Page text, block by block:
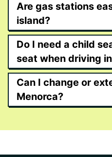
Are gas stations
island?
Do I need a child
seat when driving
Can I change or
Menorca?